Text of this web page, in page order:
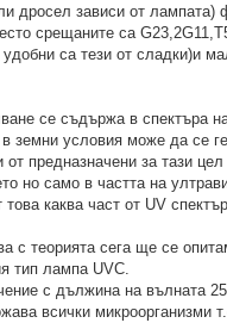
дросел зависи от лампата)
срещаните са
удобни са тези от сладки)и
се съдържа в спектъра
земни условия може да се
от предназначени за тази
но само в частта на
каква част от UV
с теорията сега ще се
тип лампа UVC.
с дължина на вълната
всички микроорганизми